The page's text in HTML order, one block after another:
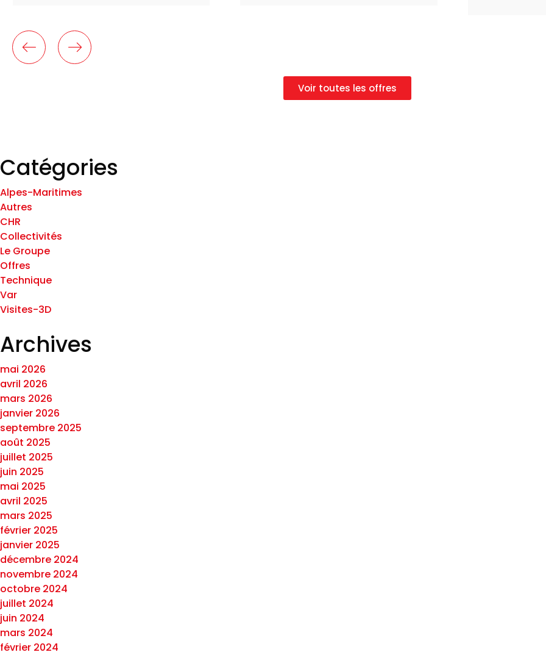
Voir toutes les offres
Catégories
Alpes-Maritimes
Autres
CHR
Collectivités
Le Groupe
Offres
Technique
Var
Visites-3D
Archives
mai 2026
avril 2026
mars 2026
janvier 2026
septembre 2025
août 2025
juillet 2025
juin 2025
mai 2025
avril 2025
mars 2025
février 2025
janvier 2025
décembre 2024
novembre 2024
octobre 2024
juillet 2024
juin 2024
mars 2024
février 2024